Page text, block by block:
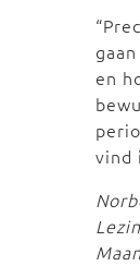
en
vind